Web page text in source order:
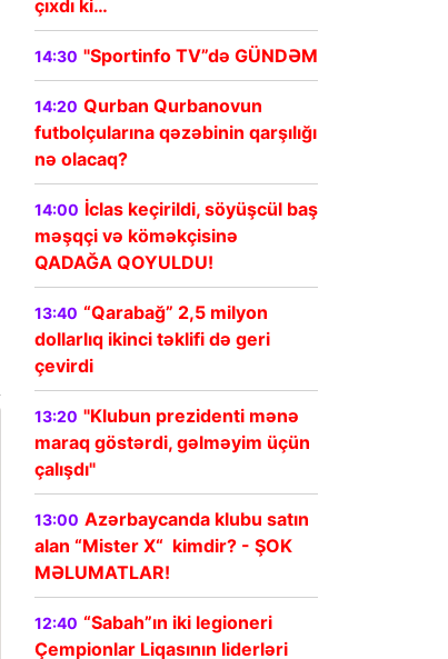
çıxdı ki…
14:30 "Sportinfo TV”də GÜNDƏM
14:20 Qurban Qurbanovun
futbolçularına qəzəbinin qarşılığı
nə olacaq?
14:00 İclas keçirildi, söyüşcül baş
məşqçi və köməkçisinə
QADAĞA QOYULDU!
13:40 “Qarabağ” 2,5 milyon
dollarlıq ikinci təklifi də geri
çevirdi
13:20 "Klubun prezidenti mənə
maraq göstərdi, gəlməyim üçün
çalışdı"
13:00 Azərbaycanda klubu satın
alan “Mister X“ kimdir? - ŞOK
MƏLUMATLAR!
12:40 “Sabah”ın iki legioneri
Çempionlar Liqasının liderləri